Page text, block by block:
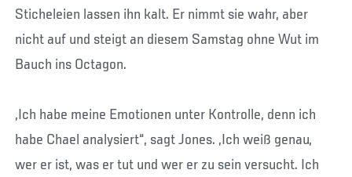
Sticheleien lassen ihn kalt. Er nimmt sie wahr, aber
nicht auf und steigt an diesem Samstag ohne Wut im
Bauch ins Octagon.
„Ich habe meine Emotionen unter Kontrolle, denn ich
habe Chael analysiert“, sagt Jones. „Ich weiß genau,
wer er ist, was er tut und wer er zu sein versucht. Ich